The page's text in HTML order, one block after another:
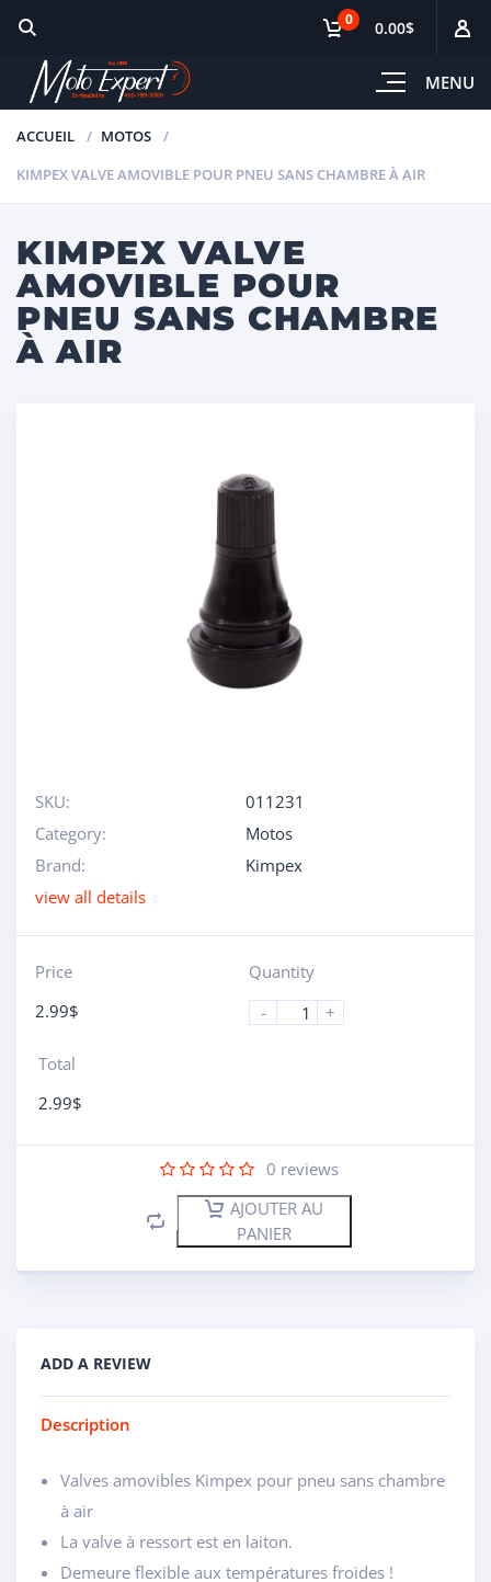
MENU
0 0.00$
ACCUEIL
MOTOS
KIMPEX VALVE AMOVIBLE POUR PNEU SANS CHAMBRE À AIR
KIMPEX VALVE
AMOVIBLE POUR
PNEU SANS CHAMBRE
À AIR
SKU:
011231
Category:
Motos
Brand:
Kimpex
view all details
Price
2.99$
Quantity
-
+
Total
2.99$
0 reviews
AJOUTER AU
PANIER
ADD A REVIEW
Description
Valves amovibles Kimpex pour pneu sans chambre
à air
La valve à ressort est en laiton.
Demeure flexible aux températures froides !